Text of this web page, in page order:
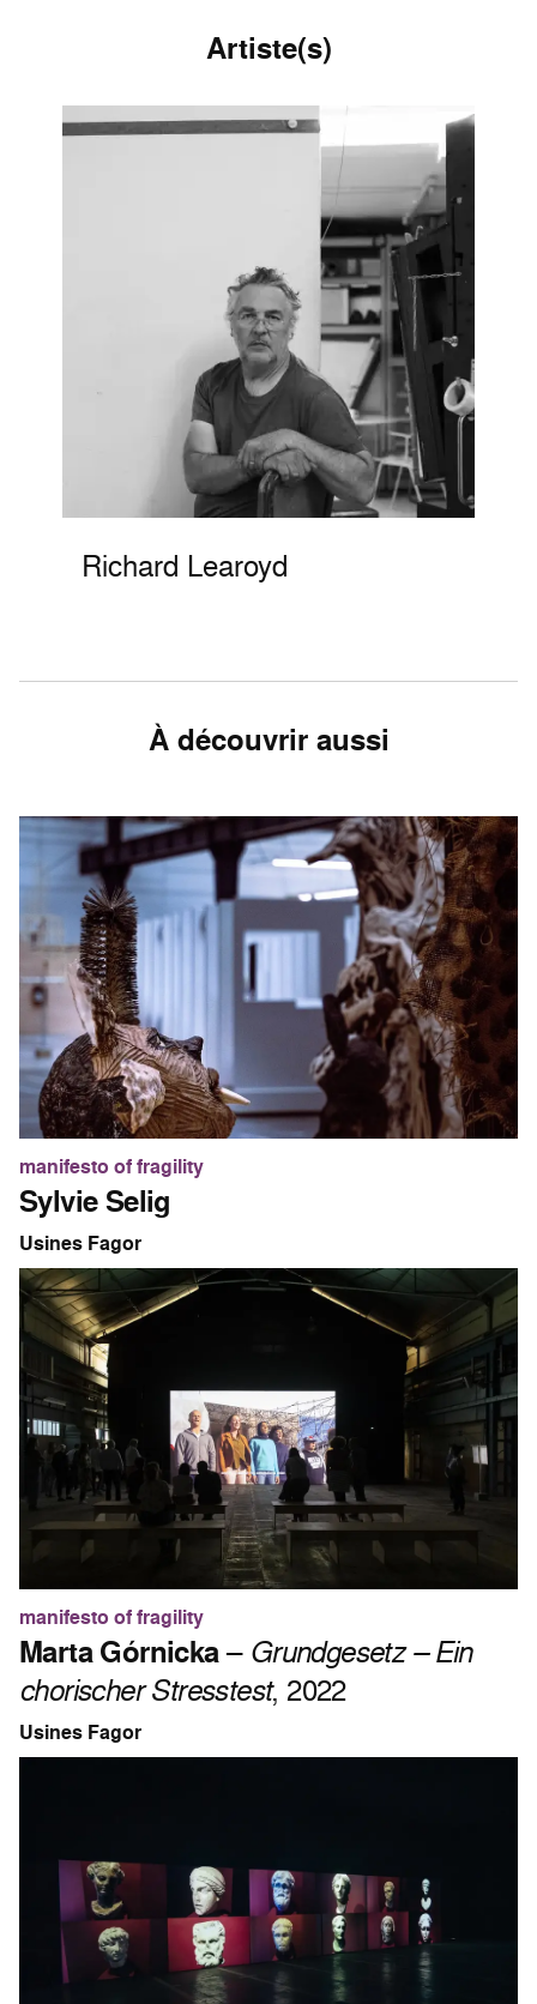
Artiste(s)
Richard Learoyd
À découvrir aussi
manifesto of fragility
Sylvie Selig
Usines Fagor
manifesto of fragility
Marta Górnicka– Grundgesetz – Ein
chorischer Stresstest, 2022
Usines Fagor